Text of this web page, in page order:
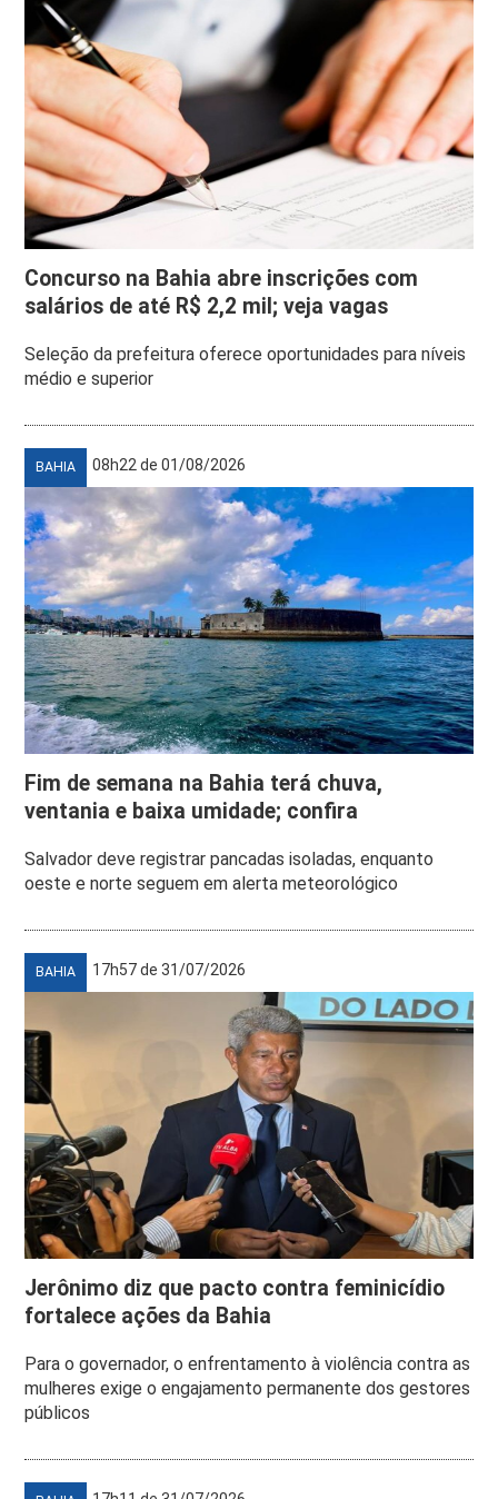
Concurso na Bahia abre inscrições com
salários de até R$ 2,2 mil; veja vagas
Seleção da prefeitura oferece oportunidades para níveis
médio e superior
BAHIA 08h22 de 01/08/2026
Fim de semana na Bahia terá chuva,
ventania e baixa umidade; confira
Salvador deve registrar pancadas isoladas, enquanto
oeste e norte seguem em alerta meteorológico
BAHIA 17h57 de 31/07/2026
Jerônimo diz que pacto contra feminicídio
fortalece ações da Bahia
Para o governador, o enfrentamento à violência contra as
mulheres exige o engajamento permanente dos gestores
públicos